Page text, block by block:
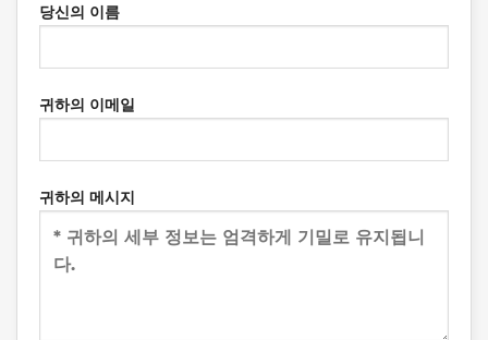
당신의 이름
귀하의 이메일
귀하의 메시지